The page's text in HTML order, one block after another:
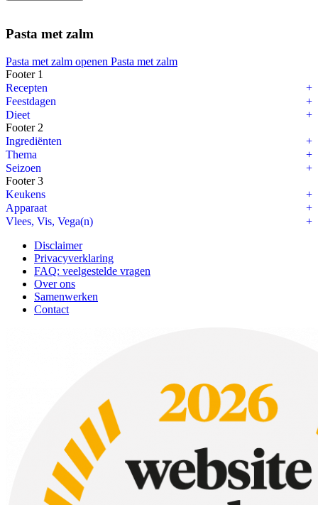
Pasta met zalm
Pasta met zalm openen Pasta met zalm
Footer 1
Recepten
Feestdagen
Dieet
Footer 2
Ingrediënten
Thema
Seizoen
Footer 3
Keukens
Apparaat
Vlees, Vis, Vega(n)
Disclaimer
Privacyverklaring
FAQ: veelgestelde vragen
Over ons
Samenwerken
Contact